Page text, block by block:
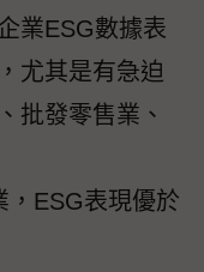
業ESG數據表
尤其是有急迫
批發零售業、
，ESG表現優於